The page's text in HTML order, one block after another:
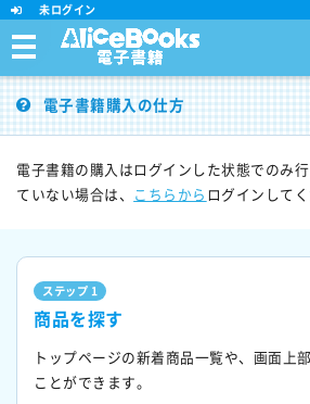
未ログイン
電子書籍購入の仕方
電子書籍の購入はログインした状態でのみ
ていない場合は、
こちらから ログインしてく
ステップ 1
商品を探す
トップページの新着商品一覧や、画面上
ことができます。